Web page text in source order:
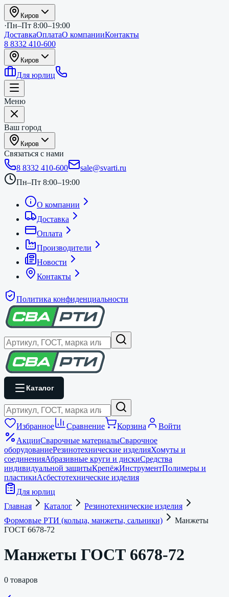
Киров
·Пн–Пт 8:00–19:00
ДоставкаОплатаО компанииКонтакты
8 8332 410-600
Киров
Для юрлиц
Меню
Ваш город
Киров
Связаться с нами
8 8332 410-600
sale@svarti.ru
Пн–Пт 8:00–19:00
О компании
Доставка
Оплата
Производители
Новости
Контакты
Политика конфиденциальности
Каталог
Избранное Сравнение Корзина
Войти
АкцииСварочные материалыСварочное
оборудованиеРезинотехнические изделияХомуты и
соединенияАбразивные круги и дискиСредства
индивидуальной защитыКрепёжИнструментПолимеры и
пластикиАсбестотехнические изделия
Для юрлиц
Главная
Каталог
Резинотехнические изделия
Формовые РТИ (кольца, манжеты, сальники)
Манжеты
ГОСТ 6678-72
Манжеты ГОСТ 6678-72
0 товаров